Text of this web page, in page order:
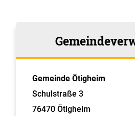
Gemeinde Ötigheim
Schulstraße 3
76470 Ötigheim